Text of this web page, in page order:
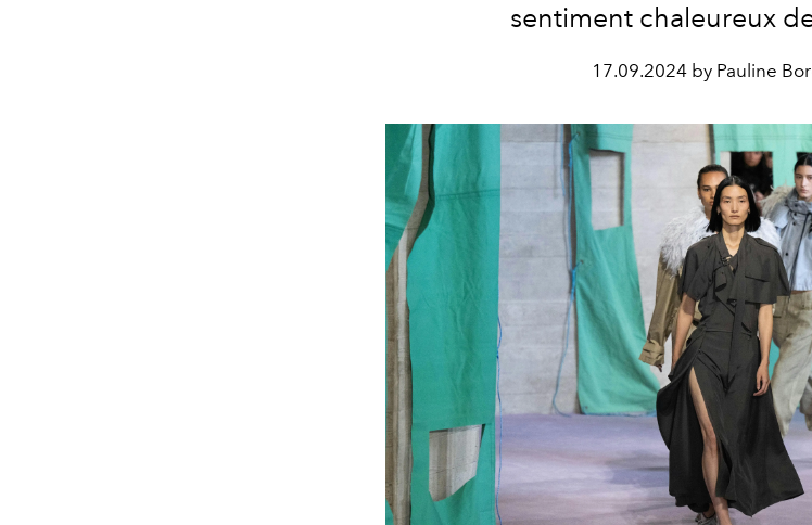
sentiment chaleureux
17.09.2024 by Pauline